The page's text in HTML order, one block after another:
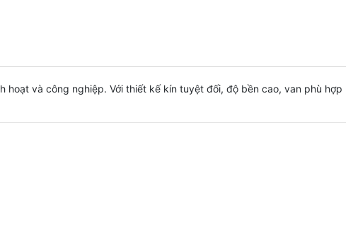
hoạt và công nghiệp. Với thiết kế kín tuyệt đối, độ bền cao, van phù hợp